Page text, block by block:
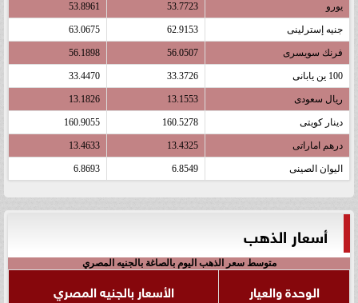
يورو 53.7723
53.8961
جنيه إسترلينى 62.9153
63.0675
فرنك سويسرى 56.0507
56.1898
100 ين يابانى 33.3726
33.4470
ريال سعودى 13.1553
13.1826
دينار كويتى 160.5278
160.9055
درهم اماراتى 13.4325
13.4633
اليوان الصينى 6.8549
6.8693
أسعار الذهب
متوسط سعر الذهب اليوم بالصاغة بالجنيه المصري
الوحدة والعيار
الأسعار بالجنيه المصري